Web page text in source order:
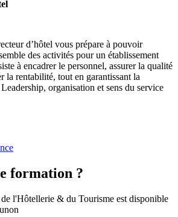
d’hôtel vous prépare à pouvoir
des activités pour un établissement
à encadrer le personnel, assurer la qualité
la rentabilité, tout en garantissant la
organisation et sens du service
formation ?
l'Hôtellerie & du Tourisme est disponible